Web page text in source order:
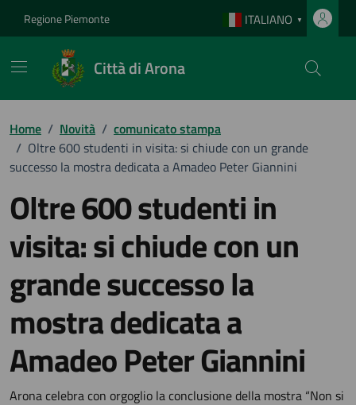
Regione Piemonte ITALIANO ▼
Città di Arona
Home / Novità / comunicato stampa
/ Oltre 600 studenti in visita: si chiude con un grande
successo la mostra dedicata a Amadeo Peter Giannini
Oltre 600 studenti in
visita: si chiude con un
grande successo la
mostra dedicata a
Amadeo Peter Giannini
Arona celebra con orgoglio la conclusione della mostra “Non si